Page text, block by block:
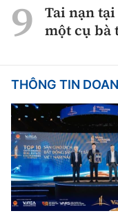
Tai nạn
một cụ bà
THÔNG TIN